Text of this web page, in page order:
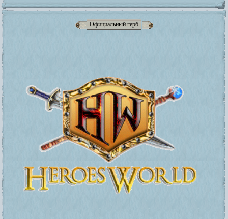
Официальный герб